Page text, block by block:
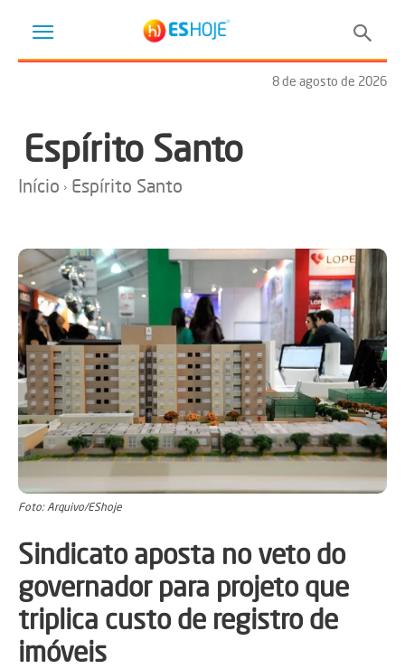
8 de agosto de 2026
Espírito Santo
Início Espírito Santo
Foto: Arquivo/EShoje
Sindicato aposta no veto do
governador para projeto que
triplica custo de registro de
imóveis